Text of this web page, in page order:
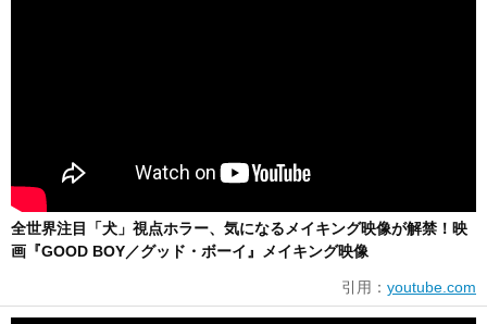
全世界注目「犬」視点ホラー、気になるメイキング映像が解禁！映
画『GOOD BOY／グッド・ボーイ』メイキング映像
引用： youtube.com